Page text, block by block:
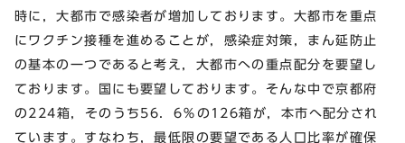
時に，大都市で感染者が増加しております。大都市を重点
にワクチン接種を進めることが，感染症対策，まん延防止
の基本の一つであると考え，大都市への重点配分を要望し
ております。国にも要望しております。そんな中で京都府
の224箱，そのうち56．6％の126箱が，本市へ配分され
ています。すなわち，最低限の要望である人口比率が確保